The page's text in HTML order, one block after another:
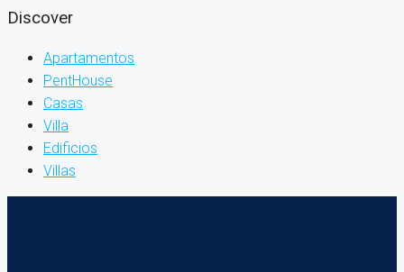
Discover
Apartamentos
PentHouse
Casas
Villa
Edificios
Villas